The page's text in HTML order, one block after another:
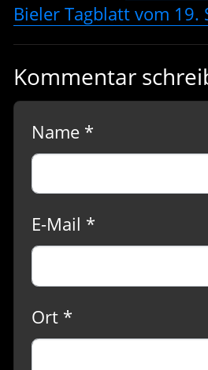
Bieler Tagblatt vom 19.
Kommentar
Name *
E-Mail *
Ort *